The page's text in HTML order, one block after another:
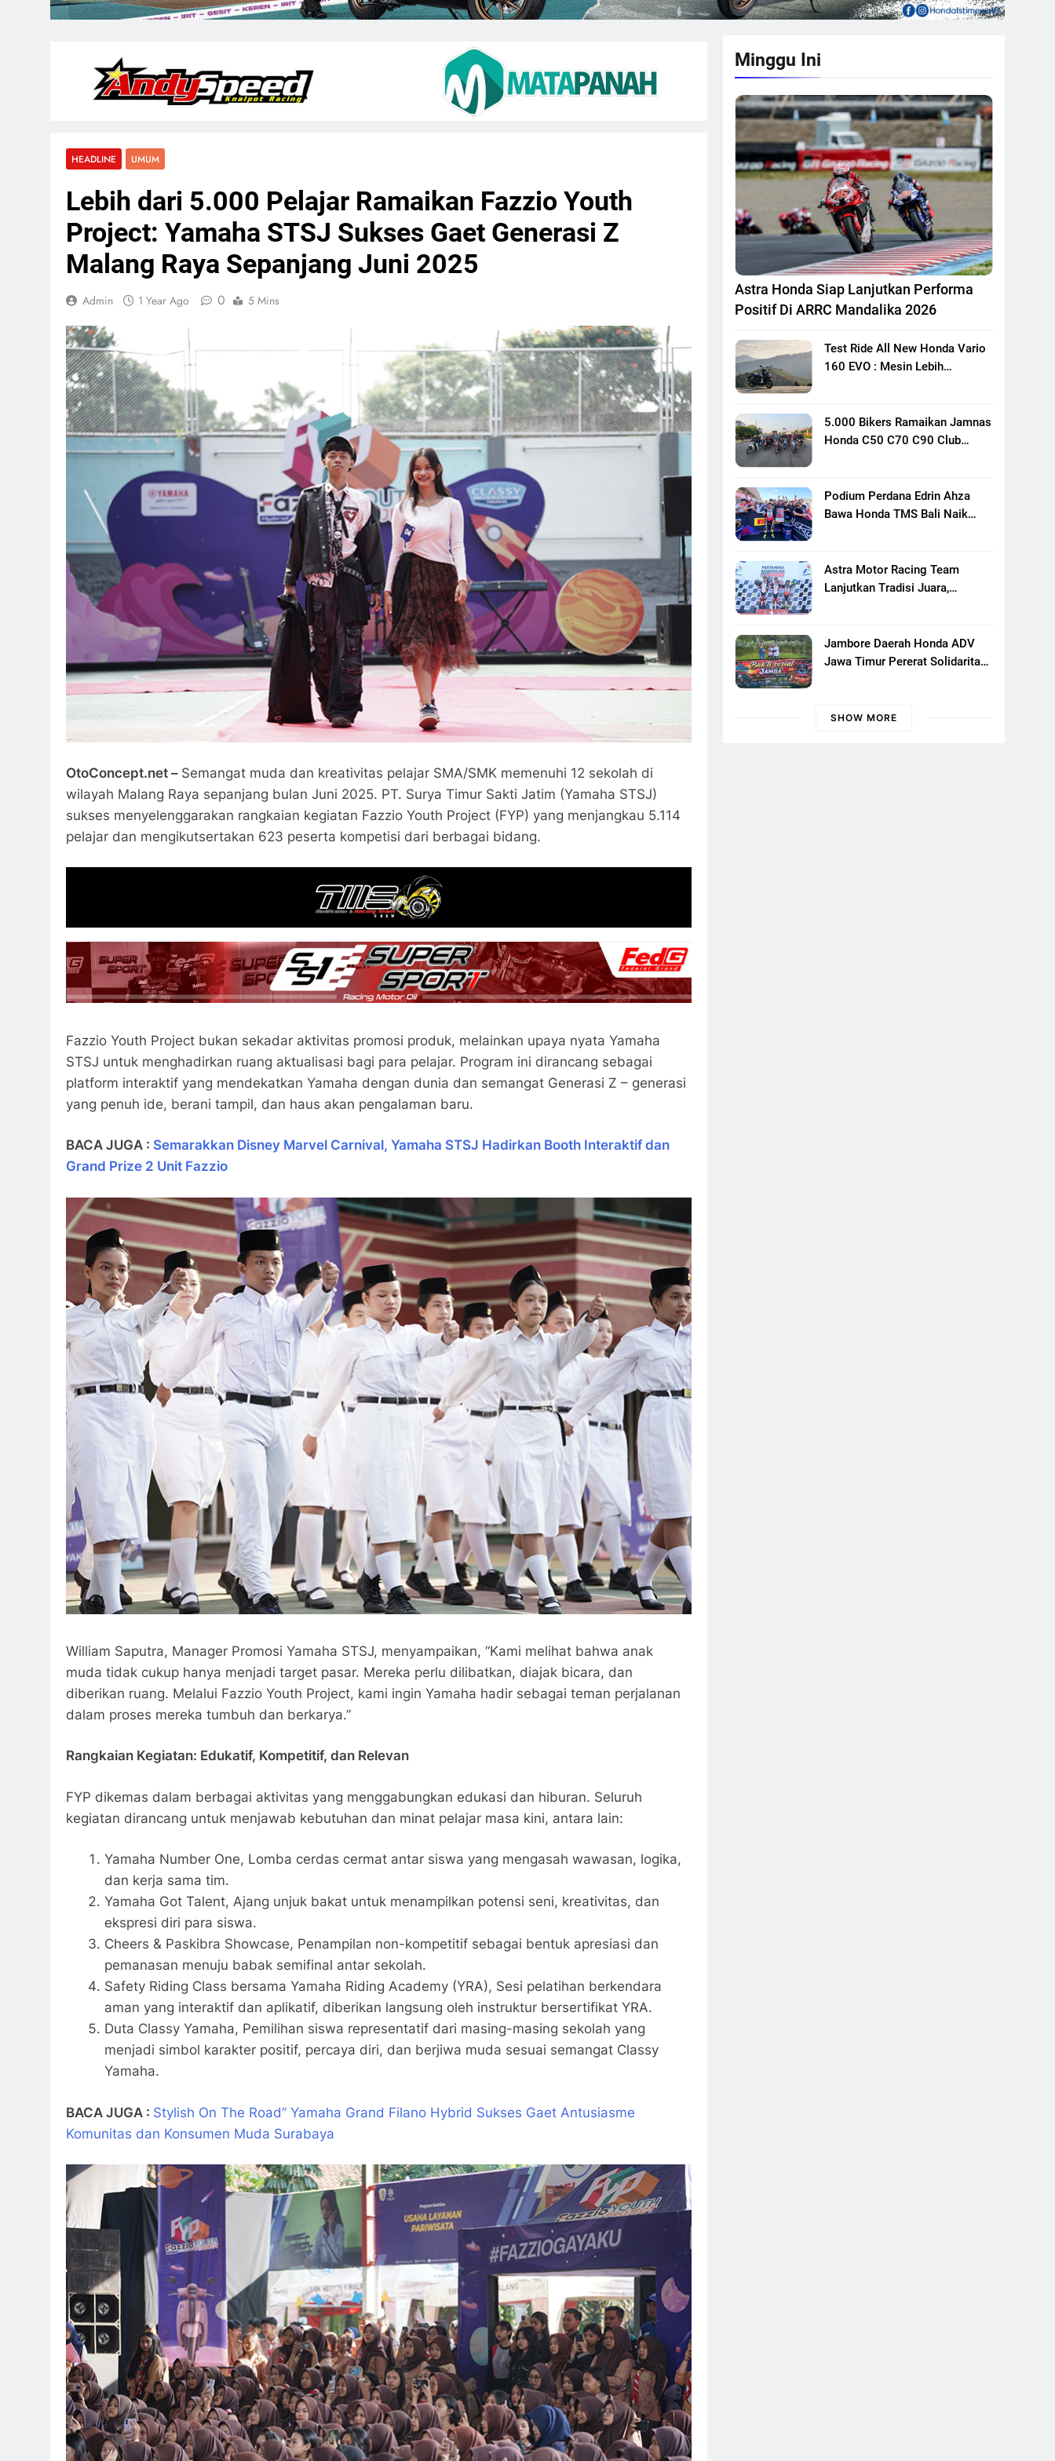
HEADLINE UMUM
Lebih dari 5.000 Pelajar Ramaikan Fazzio Youth
Project: Yamaha STSJ Sukses Gaet Generasi Z
Malang Raya Sepanjang Juni 2025
Admin 1 Year Ago 0 5 Mins
OtoConcept.net – Semangat muda dan kreativitas pelajar SMA/SMK memenuhi 12 sekolah di
wilayah Malang Raya sepanjang bulan Juni 2025. PT. Surya Timur Sakti Jatim (Yamaha STSJ)
sukses menyelenggarakan rangkaian kegiatan Fazzio Youth Project (FYP) yang menjangkau 5.114
pelajar dan mengikutsertakan 623 peserta kompetisi dari berbagai bidang.
Fazzio Youth Project bukan sekadar aktivitas promosi produk, melainkan upaya nyata Yamaha
STSJ untuk menghadirkan ruang aktualisasi bagi para pelajar. Program ini dirancang sebagai
platform interaktif yang mendekatkan Yamaha dengan dunia dan semangat Generasi Z – generasi
yang penuh ide, berani tampil, dan haus akan pengalaman baru.
BACA JUGA : Semarakkan Disney Marvel Carnival, Yamaha STSJ Hadirkan Booth Interaktif dan
Grand Prize 2 Unit Fazzio
William Saputra, Manager Promosi Yamaha STSJ, menyampaikan, “Kami melihat bahwa anak
muda tidak cukup hanya menjadi target pasar. Mereka perlu dilibatkan, diajak bicara, dan
diberikan ruang. Melalui Fazzio Youth Project, kami ingin Yamaha hadir sebagai teman perjalanan
dalam proses mereka tumbuh dan berkarya.”
Rangkaian Kegiatan: Edukatif, Kompetitif, dan Relevan
FYP dikemas dalam berbagai aktivitas yang menggabungkan edukasi dan hiburan. Seluruh
kegiatan dirancang untuk menjawab kebutuhan dan minat pelajar masa kini, antara lain:
Yamaha Number One, Lomba cerdas cermat antar siswa yang mengasah wawasan, logika,
dan kerja sama tim.
Yamaha Got Talent, Ajang unjuk bakat untuk menampilkan potensi seni, kreativitas, dan
ekspresi diri para siswa.
Cheers & Paskibra Showcase, Penampilan non-kompetitif sebagai bentuk apresiasi dan
pemanasan menuju babak semifinal antar sekolah.
Safety Riding Class bersama Yamaha Riding Academy (YRA), Sesi pelatihan berkendara
aman yang interaktif dan aplikatif, diberikan langsung oleh instruktur bersertifikat YRA.
Duta Classy Yamaha, Pemilihan siswa representatif dari masing-masing sekolah yang
menjadi simbol karakter positif, percaya diri, dan berjiwa muda sesuai semangat Classy
Yamaha.
BACA JUGA : Stylish On The Road” Yamaha Grand Filano Hybrid Sukses Gaet Antusiasme
Komunitas dan Konsumen Muda Surabaya
Minggu Ini
Astra Honda Siap Lanjutkan Performa
Positif Di ARRC Mandalika 2026
Test Ride All New Honda Vario
160 EVO : Mesin Lebih
5.000 Bikers Ramaikan Jamnas
Honda C50 C70 C90 Club
Motor Klasik Honda
Podium Perdana Edrin Ahza
Bawa Honda TMS Bali Naik
Astra Motor Racing Team
Lanjutkan Tradisi Juara,
Putaran Ke 3
Jambore Daerah Honda ADV
Jawa Timur Pererat Solidaritas
Banyuwangi
SHOW MORE